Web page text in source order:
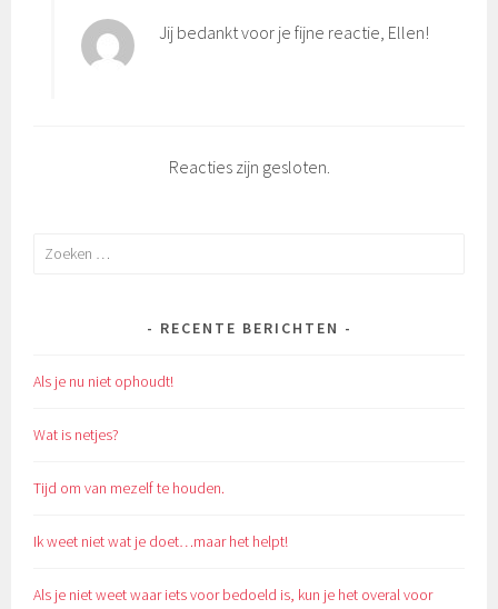
Jij bedankt voor je fijne reactie, Ellen!
Reacties zijn gesloten.
Zoeken
RECENTE BERICHTEN
Als je nu niet ophoudt!
Wat is netjes?
Tijd om van mezelf te houden.
Ik weet niet wat je doet…maar het helpt!
Als je niet weet waar iets voor bedoeld is, kun je het overal voor